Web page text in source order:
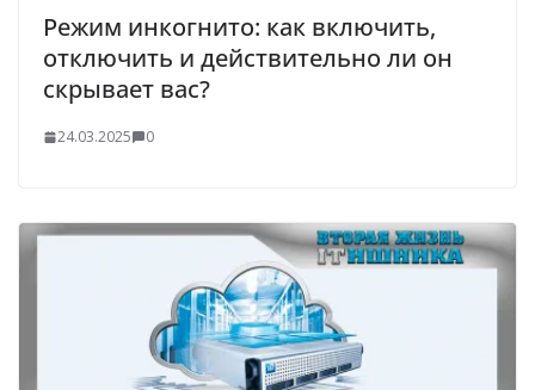
Режим инкогнито: как включить,
отключить и действительно ли он
скрывает вас?
24.03.2025 0